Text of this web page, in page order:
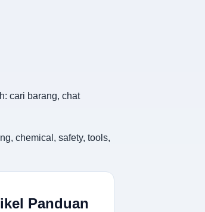
cari barang, chat
chemical, safety, tools,
Panduan